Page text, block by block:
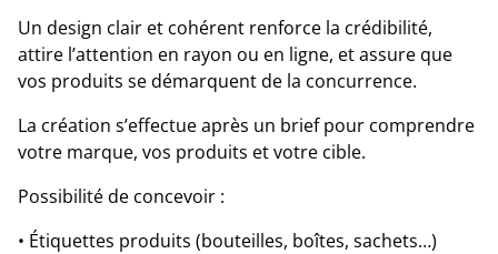
Un design clair et cohérent renforce la crédibilité,
attire l’attention en rayon ou en ligne, et assure que
vos produits se démarquent de la concurrence.
La création s’effectue après un brief pour comprendre
votre marque, vos produits et votre cible.
Possibilité de concevoir :
• Étiquettes produits (bouteilles, boîtes, sachets…)